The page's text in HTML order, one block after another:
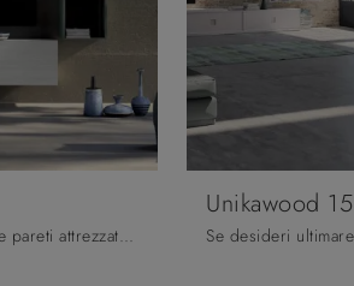
Se vuoi mobili soggiorno e pareti attrezzate moderne, opta per il modello Unikawood 08 di Fratelli Mirandola: clicca e scopri di più!
Unikawood 15